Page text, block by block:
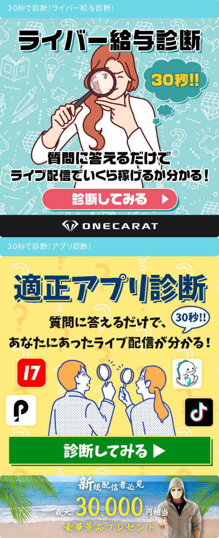
30秒で診断！ライバー給与診断！
30秒で診断！アプリ診断！